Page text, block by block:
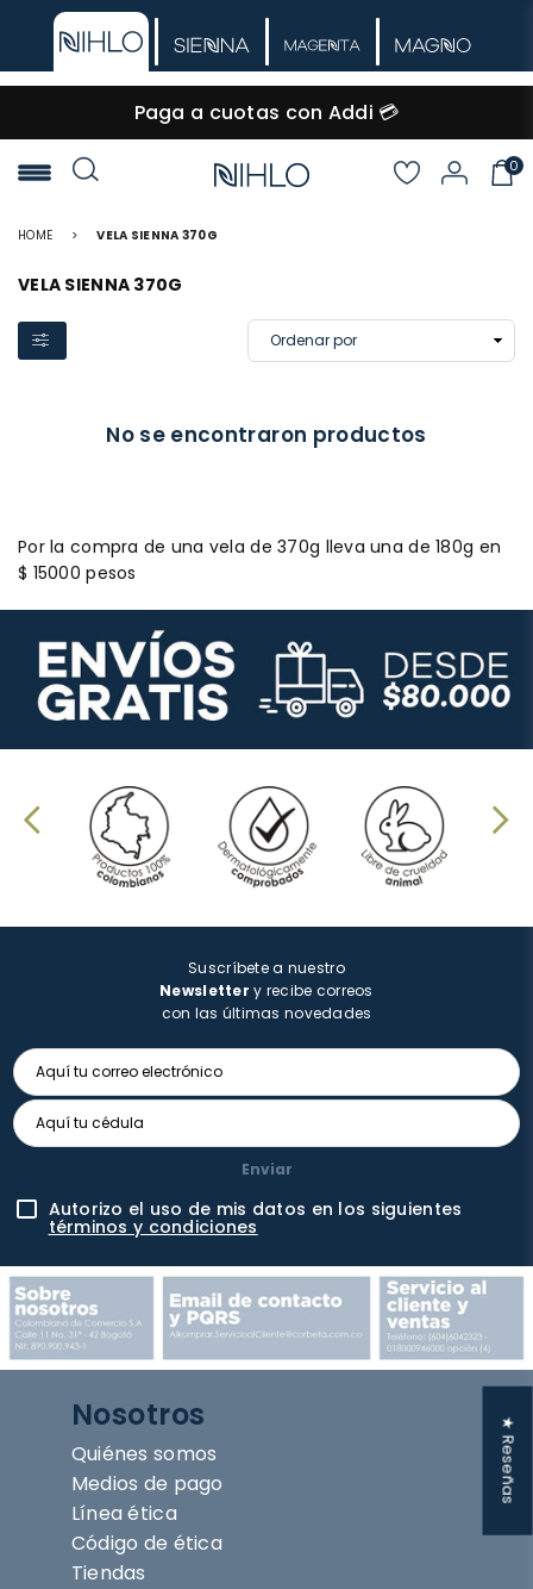
🚚 Envío GRATIS desde $60.000
NIHLO
0
HOME > VELA SIENNA 370G
VELA SIENNA 370G
No se encontraron productos
Por la compra de una vela de 370g lleva una de 180g en
$ 15000 pesos
Suscríbete a nuestro
Newsletter y recibe correos
con las últimas novedades
Enviar
Autorizo el uso de mis datos en los siguientes
términos y condiciones
Nosotros
Quiénes somos
Medios de pago
Línea ética
Código de ética
Tiendas
★ Reseñas